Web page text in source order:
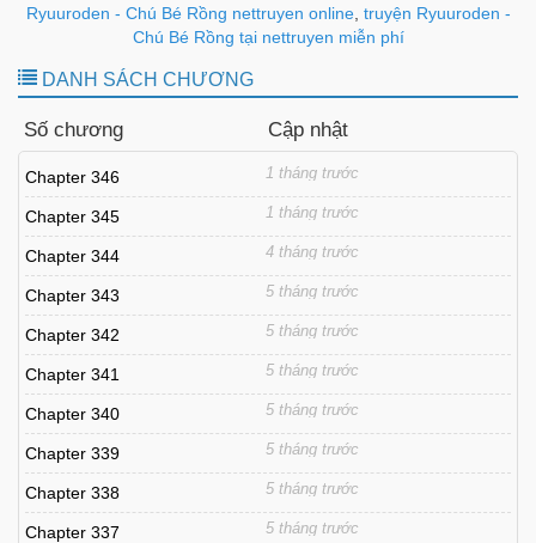
chuyện chặt chẽ, diễn biến hợp lý và dàn nhân vật được xây
dựng có chiều sâu, tạo nên sức hút bền bỉ theo từng chương.
Ryuuroden - Chú Bé Rồng nettruyen online, truyện Ryuuroden -
Chú Bé Rồng tại nettruyen miễn phí
DANH SÁCH CHƯƠNG
Số chương Cập nhật
Chapter 346 1 tháng trước
Chapter 345 1 tháng trước
Chapter 344 4 tháng trước
Chapter 343 5 tháng trước
Chapter 342 5 tháng trước
Chapter 341 5 tháng trước
Chapter 340 5 tháng trước
Chapter 339 5 tháng trước
Chapter 338 5 tháng trước
Chapter 337 5 tháng trước